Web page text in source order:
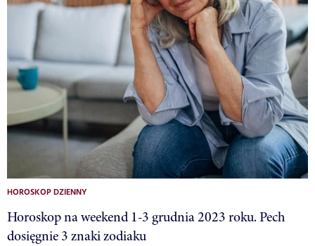
HOROSKOP DZIENNY
Horoskop na weekend 1-3 grudnia 2023 roku. Pech
dosięgnie 3 znaki zodiaku